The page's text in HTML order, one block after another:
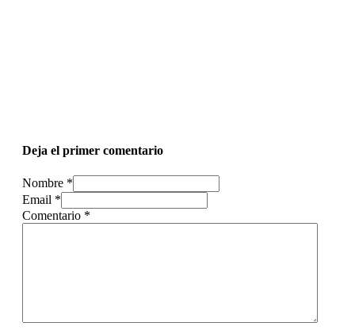
Deja el primer comentario
Nombre *
Email *
Comentario *